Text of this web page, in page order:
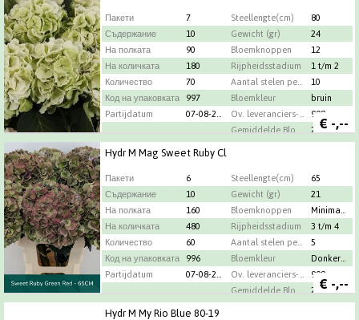
Пакети 7 Steellengte(cm)
80
Съдержание
10 Gewicht (gr)
24
На полката
90 Bloemknoppen
12
На количката
180 Rijpheidsstadium
1 t/m 2
Количество
70 Aantal stelen per bos
10
Код на упаковката
997 Bloemkleur
bruin
Partijdatum
998
24 Cm
Land van herkomst
NL
Качество
A1
Градинар
Schockman Hortensia's
€ -,--
Hydr M Mag Sweet Ruby Cl
Пакети 6 Steellengte(cm)
65
Съдержание
10 Gewicht (gr)
21
На полката
160 Bloemknoppen
На количката
480 Rijpheidsstadium
3 t/m 4
Количество
60 Aantal stelen per bos
5
Код на упаковката
996 Bloemkleur
Donkergroen
Partijdatum
998
21 Cm
Land van herkomst
NL
€ -,--
Hydr M My Rio Blue 80-19